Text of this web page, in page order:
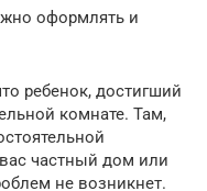
оформлять и
ребенок, достигший
комнате. Там,
частный дом или
не возникнет.